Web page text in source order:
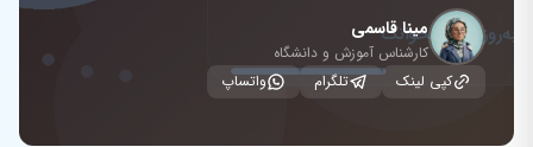
مینا قاسمی
کارشناس آموزش و دانشگاه
کپی لینک
تلگرام واتساپ